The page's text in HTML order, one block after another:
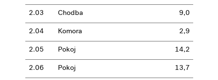
2.03 Chodba 9,0
2.04 Komora 2,9
2.05 Pokoj 14,2
2.06 Pokoj 13,7